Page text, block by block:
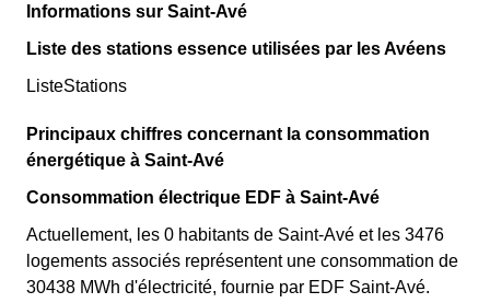
Informations sur Saint-Avé
Liste des stations essence utilisées par les Avéens
ListeStations
Principaux chiffres concernant la consommation
énergétique à Saint-Avé
Consommation électrique EDF à Saint-Avé
Actuellement, les 0 habitants de Saint-Avé et les 3476
logements associés représentent une consommation de
30438 MWh d'électricité, fournie par EDF Saint-Avé.